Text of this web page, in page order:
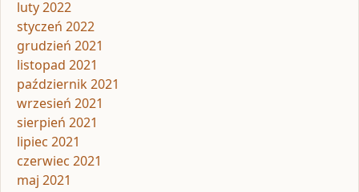
luty 2022
styczeń 2022
grudzień 2021
listopad 2021
październik 2021
wrzesień 2021
sierpień 2021
lipiec 2021
czerwiec 2021
maj 2021